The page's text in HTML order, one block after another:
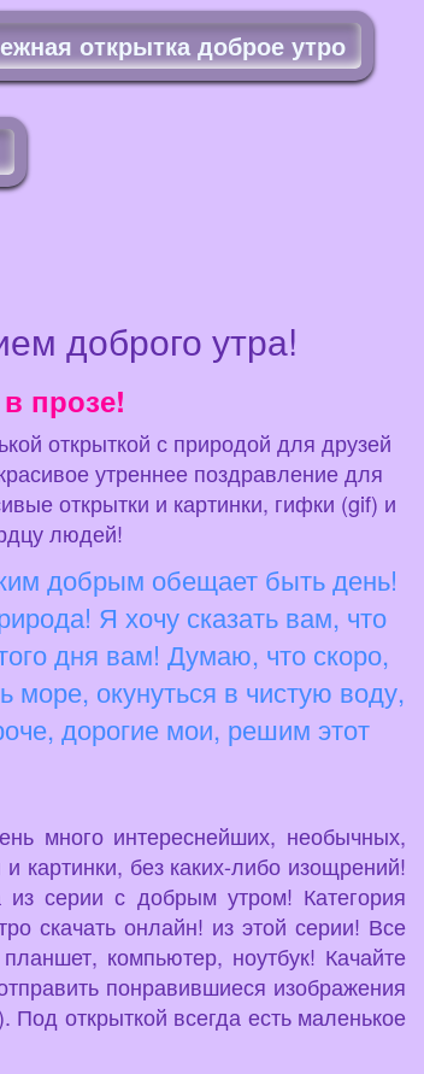
открытка доброе утро
доброго утра!
прозе!
открыткой с природой для друзей
утреннее поздравление для
открытки и картинки, гифки (gif) и
людей!
добрым обещает быть день!
Я хочу сказать вам, что
дня вам! Думаю, что скоро,
море, окунуться в чистую воду,
дорогие мои, решим этот
много интереснейших, необычных,
картинки, без каких-либо изощрений!
серии с добрым утром! Категория
скачать онлайн! из этой серии! Все
компьютер, ноутбук! Качайте
понравившиеся изображения
открыткой всегда есть маленькое